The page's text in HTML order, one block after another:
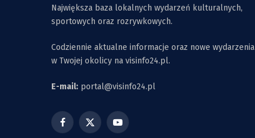
Największa baza lokalnych wydarzeń kulturalnych,
sportowych oraz rozrywkowych.
Codziennie aktualne informacje oraz nowe wydarzenia
w Twojej okolicy na visinfo24.pl.
E-mail: portal@visinfo24.pl
Facebook
X
YouTube